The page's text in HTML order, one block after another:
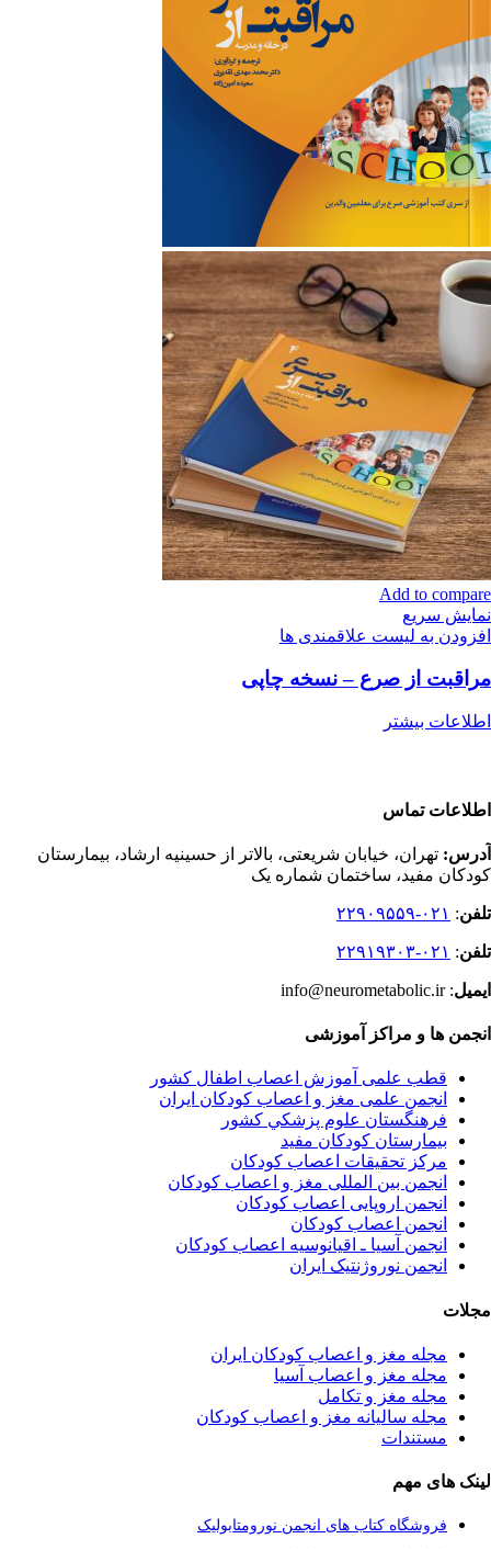
Add to compare
نمایش سریع
افزودن به لیست علاقمندی ها
مراقبت از صرع – نسخه چاپی
اطلاعات بیشتر
اطلاعات تماس
آدرس: تهران، خیابان شریعتی، بالاتر از حسینیه ارشاد، بیمارستان
کودکان مفید، ساختمان شماره یک
تلفن: ۰۲۱-۲۲۹۰۹۵۵۹
تلفن: ۰۲۱-۲۲۹۱۹۳۰۳
ایمیل: info@neurometabolic.ir
انجمن ها و مراکز آموزشی
قطب علمی آموزش اعصاب اطفال کشور
انجمن علمی مغز و اعصاب کودکان ایران
فرهنگستان علوم پزشكي كشور
بیمارستان کودکان مفید
مرکز تحقیقات اعصاب کودکان
انجمن بین المللی مغز و اعصاب کودکان
انجمن اروپایی اعصاب کودکان
انجمن اعصاب کودکان
انجمن آسیا ـ اقیانوسیه اعصاب کودکان
انجمن نوروژنتیک ایران
مجلات
مجله مغز و اعصاب کودکان ایران
مجله مغز و اعصاب آسیا
مجله مغز و تکامل
مجله سالیانه مغز و اعصاب کودکان
مستندات
لینک های مهم
فروشگاه کتاب های انجمن نورومتابولیک